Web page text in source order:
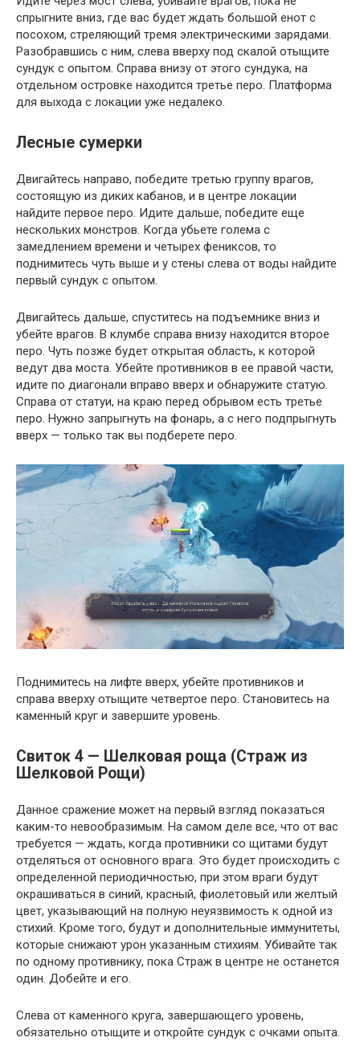
спрыгните вниз, где вас будет ждать большой енот с
посохом, стреляющий тремя электрическими зарядами.
Разобравшись с ним, слева вверху под скалой отыщите
сундук с опытом. Справа внизу от этого сундука, на
отдельном островке находится третье перо. Платформа
для выхода с локации уже недалеко.
Лесные сумерки
Двигайтесь направо, победите третью группу врагов,
состоящую из диких кабанов, и в центре локации
найдите первое перо. Идите дальше, победите еще
нескольких монстров. Когда убьете голема с
замедлением времени и четырех фениксов, то
поднимитесь чуть выше и у стены слева от воды найдите
первый сундук с опытом.
Двигайтесь дальше, спуститесь на подъемнике вниз и
убейте врагов. В клумбе справа внизу находится второе
перо. Чуть позже будет открытая область, к которой
ведут два моста. Убейте противников в ее правой части,
идите по диагонали вправо вверх и обнаружите статую.
Справа от статуи, на краю перед обрывом есть третье
перо. Нужно запрыгнуть на фонарь, а с него подпрыгнуть
вверх — только так вы подберете перо.
Поднимитесь на лифте вверх, убейте противников и
справа вверху отыщите четвертое перо. Становитесь на
каменный круг и завершите уровень.
Свиток 4 — Шелковая роща (Страж из
Шелковой Рощи)
Данное сражение может на первый взгляд показаться
каким-то невообразимым. На самом деле все, что от вас
требуется — ждать, когда противники со щитами будут
отделяться от основного врага. Это будет происходить с
определенной периодичностью, при этом враги будут
окрашиваться в синий, красный, фиолетовый или желтый
цвет, указывающий на полную неуязвимость к одной из
стихий. Кроме того, будут и дополнительные иммунитеты,
которые снижают урон указанным стихиям. Убивайте так
по одному противнику, пока Страж в центре не останется
один. Добейте и его.
Слева от каменного круга, завершающего уровень,
обязательно отыщите и откройте сундук с очками опыта.